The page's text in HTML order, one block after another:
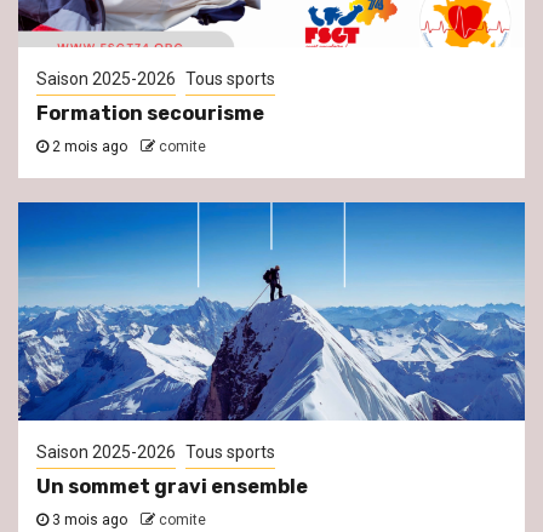
Saison 2025-2026 Tous sports
Formation secourisme
2 mois ago comite
Saison 2025-2026 Tous sports
Un sommet gravi ensemble
3 mois ago comite